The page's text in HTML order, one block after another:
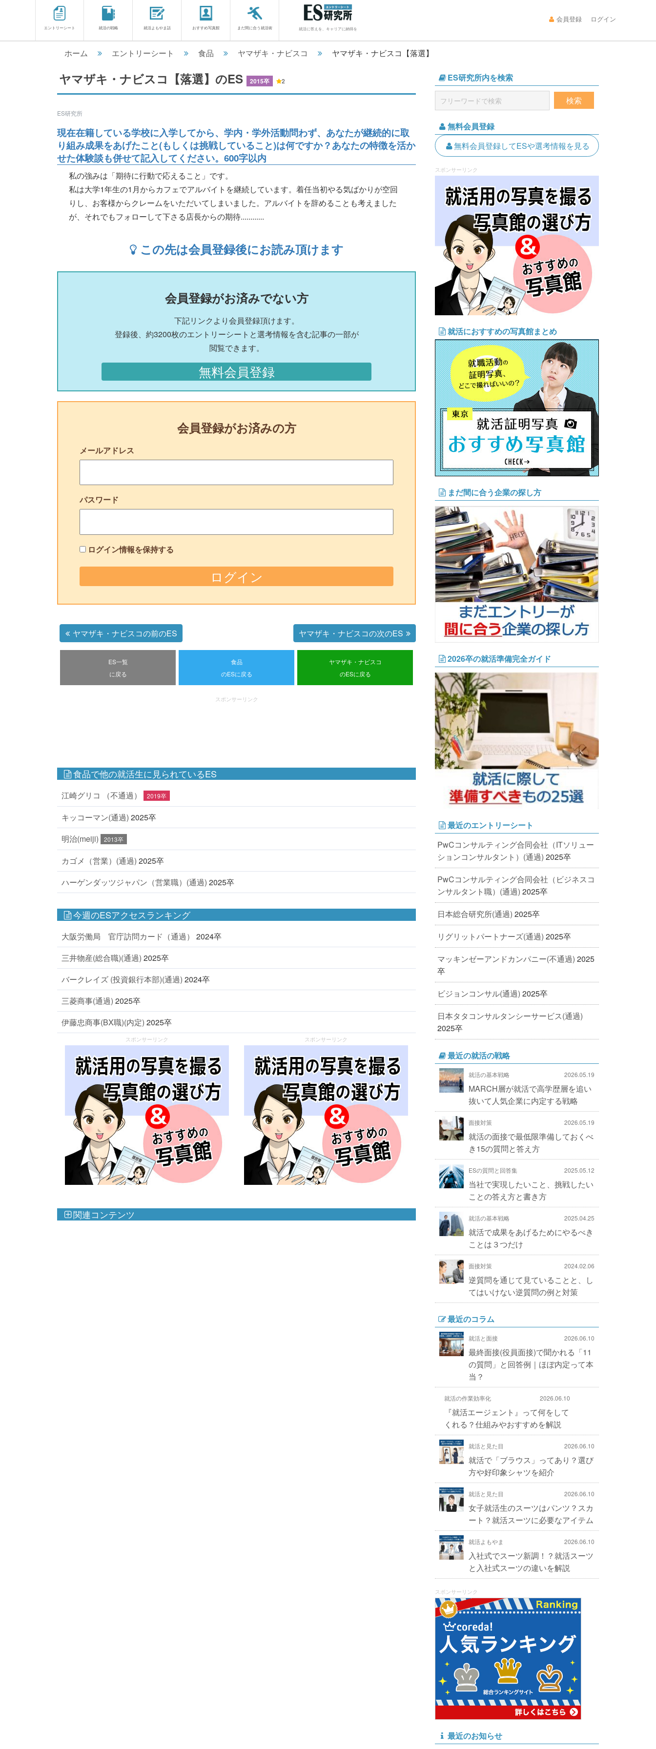
エントリーシート 就活の戦略 就活よもやま話 おすすめ写真館 まだ間に合う就活術 就活に答えを、キャリアに納得を
会員登録 ログイン
ホーム エントリーシート 食品 ヤマザキ・ナビスコ ヤマザキ・ナビスコ【落選】
ヤマザキ・ナビスコ【落選】のES 2015卒 2
ES研究所
現在在籍している学校に入学してから、学内・学外活動問わず、あなたが継続的に取
り組み成果をあげたこと(もしくは挑戦していること)は何ですか？あなたの特徴を活か
せた体験談も併せて記入してください。600字以内
私の強みは「期待に行動で応えること」です。
私は大学1年生の1月からカフェでアルバイトを継続しています。着任当初やる気ばかりが空回
りし、お客様からクレームをいただいてしまいました。アルバイトを辞めることも考えました
が、それでもフォローして下さる店長からの期待............
この先は会員登録後にお読み頂けます
会員登録がお済みでない方
下記リンクより会員登録頂けます。
登録後、約3200枚のエントリーシートと選考情報を含む記事の一部が
閲覧できます。
無料会員登録
会員登録がお済みの方
メールアドレス
パスワード
ログイン情報を保持する
ヤマザキ・ナビスコの前のES ヤマザキ・ナビスコの次のES
ES一覧
に戻る
食品
のESに戻る
ヤマザキ・ナビスコ
のESに戻る
スポンサーリンク
食品で他の就活生に見られているES
江崎グリコ （不通過） 2019卒
キッコーマン(通過) 2025卒
明治(meiji)
2013卒
カゴメ（営業）(通過) 2025卒
ハーゲンダッツジャパン（営業職）(通過) 2025卒
今週のESアクセスランキング
大阪労働局 官庁訪問カード（通過）
2024卒
三井物産(総合職)(通過) 2025卒
バークレイズ (投資銀行本部)(通過) 2024卒
三菱商事(通過) 2025卒
伊藤忠商事(BX職)(内定) 2025卒
スポンサーリンク スポンサーリンク
関連コンテンツ
ES研究所内を検索
無料会員登録
無料会員登録してESや選考情報を見る
スポンサーリンク
就活におすすめの写真館まとめ
まだ間に合う企業の探し方
2026卒の就活準備完全ガイド
最近のエントリーシート
PwCコンサルティング合同会社（ITソリュー
ションコンサルタント）(通過) 2025卒
PwCコンサルティング合同会社（ビジネスコ
ンサルタント職）(通過) 2025卒
日本総合研究所(通過) 2025卒
リグリットパートナーズ(通過) 2025卒
マッキンゼーアンドカンパニー(不通過) 2025
卒
ビジョンコンサル(通過) 2025卒
日本タタコンサルタンシーサービス(通過)
2025卒
最近の就活の戦略
就活の基本戦略 2026.05.19
MARCH層が就活で高学歴層を追い
抜いて人気企業に内定する戦略
面接対策 2026.05.19
就活の面接で最低限準備しておくべ
き15の質問と答え方
ESの質問と回答集 2025.05.12
当社で実現したいこと、挑戦したい
ことの答え方と書き方
就活の基本戦略 2025.04.25
就活で成果をあげるためにやるべき
ことは３つだけ
面接対策 2024.02.06
逆質問を通じて見ていることと、し
てはいけない逆質問の例と対策
最近のコラム
就活と面接 2026.06.10
最終面接(役員面接)で聞かれる「11
の質問」と回答例｜ほぼ内定って本
当？
就活の作業効率化 2026.06.10
『就活エージェント』って何をして
くれる？仕組みやおすすめを解説
就活と見た目 2026.06.10
就活で「ブラウス」ってあり？選び
方や好印象シャツを紹介
就活と見た目 2026.06.10
女子就活生のスーツはパンツ？スカ
ート？就活スーツに必要なアイテム
就活よもやま 2026.06.10
入社式でスーツ新調！？就活スーツ
と入社式スーツの違いを解説
スポンサーリンク
最近のお知らせ